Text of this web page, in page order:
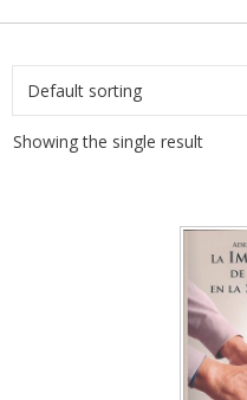
Showing the single result